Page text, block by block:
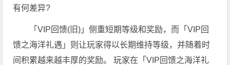
有何差异?
「VIP回馈(旧)」侧重短期等级和奖励，而「VIP回
馈之海洋礼遇」则让玩家得以长期维持等级，并随着时
间积累越来越丰厚的奖励。 玩家在「VIP回馈之海洋礼